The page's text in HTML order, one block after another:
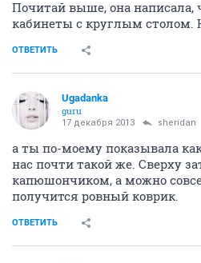
Почитай выше, она написала,
кабинеты с круглым столом.
ОТВЕТИТЬ
Ugadanka
guru
17 декабря 2013 sheridan
а ты по-моему показывала
нас почти такой же. Сверху
капюшончиком, а можно
получится ровный коврик.
ОТВЕТИТЬ